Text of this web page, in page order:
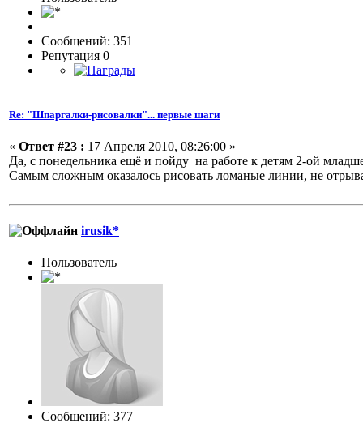
Сообщений: 351
Репутация 0
Re: "Шпаргалки-рисовалки"... первые шаги
« Ответ #23 : 17 Апреля 2010, 08:26:00 »
Да, с понедельника ещё и пойду на работе к детям 2-ой
Самым сложным оказалось рисовать ломаные линии, не
irusik*
Пользовaтeль
Сообщений: 377